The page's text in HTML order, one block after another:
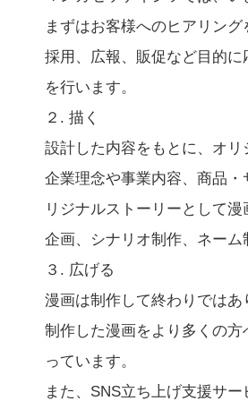
まずはお客様へのヒアリン
採用、広報、販促など目的
を行います。
２. 描く
設計した内容をもとに、オ
企業理念や事業内容、商品
リジナルストーリーとして漫
企画、シナリオ制作、ネー
３. 広げる
漫画は制作して終わりではあ
制作した漫画をより多くの
っています。
また、SNS立ち上げ支援サ